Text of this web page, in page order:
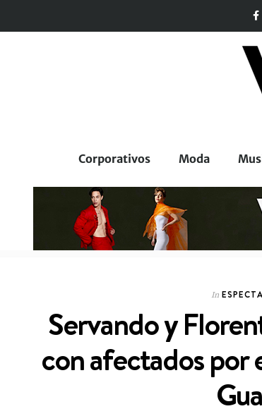
Corporativos Moda
In
Servando y
con afectados por